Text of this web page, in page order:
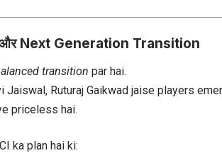
और Next Generation Transition
transition par hai.
Jaiswal, Ruturaj Gaikwad jaise players
priceless hai.
ka plan hai ki: